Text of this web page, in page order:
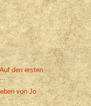
den ersten
von Jo